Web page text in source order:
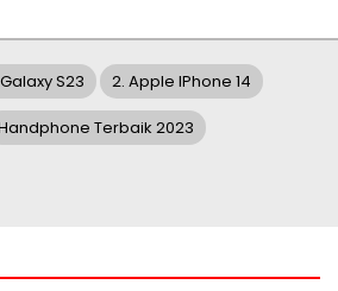
S23 2. Apple IPhone 14
Terbaik 2023